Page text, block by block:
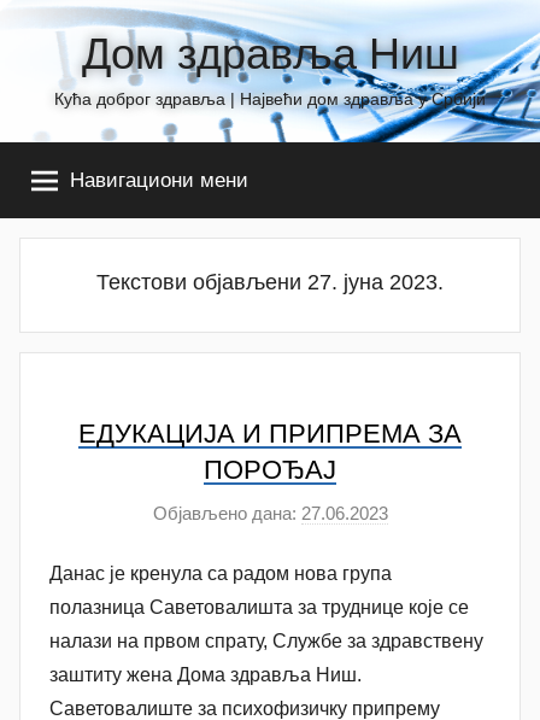
content
Дом здравља Ниш
Кућа доброг здравља | Највећи дом здравља у Србији
Навигациони мени
Текстови објављени 27. јуна 2023.
ЕДУКАЦИЈА И ПРИПРЕМА ЗА
ПОРОЂАЈ
Објављено дана: 27.06.2023а
т
о
р
a
Данас је кренула са радом нова група
полазница Саветовалишта за труднице које се
налази на првом спрату, Службе за здравствену
заштиту жена Дома здравља Ниш.
Саветовалиште за психофизичку припрему